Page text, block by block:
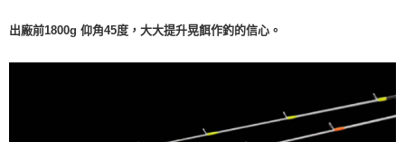
出廠前1800g 仰角45度，大大提升晃餌作釣的信心。